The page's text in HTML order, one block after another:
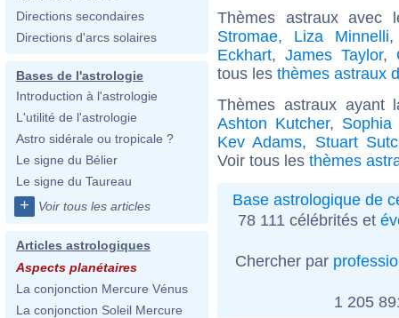
Directions secondaires
Directions d'arcs solaires
Bases de l'astrologie
Introduction à l'astrologie
L'utilité de l'astrologie
Astro sidérale ou tropicale ?
Le signe du Bélier
Le signe du Taureau
+ Voir tous les articles
Articles astrologiques
Aspects planétaires
La conjonction Mercure Vénus
La conjonction Soleil Mercure
Thèmes astraux
Stromae, Liza Minnelli
Eckhart, James Taylor,
tous les thèmes astraux
Thèmes astraux
Ashton Kutcher, Sophia
Kev Adams, Stuart
Voir tous les thèmes
Base astrologique de
78 111 célébrités et
Chercher par
1 205